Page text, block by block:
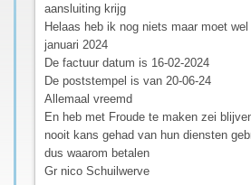
aansluiting krijg
Helaas heb ik nog niets maar moet
januari 2024
De factuur datum is 16-02-2024
De poststempel is van 20-06-24
Allemaal vreemd
En heb met Froude te maken zei
nooit kans gehad van hun diensten
dus waarom betalen
Gr nico Schuilwerve